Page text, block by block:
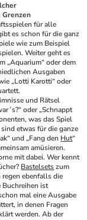
für alle
es schon für die ganz
wie zum Beispiel
Weiter geht es
„Aquarium“ oder dem
Ausgaben
„Lotti Karotti“ oder
und Rätsel
oder „Schnappt
was das Spiel
etwas für die ganze
und „Fang den Hut“
amüsieren.
mit dabei. Wer kennt
Bastelsets
regen ebenfalls die
Buchreihen ist
mal eine Ausgabe
in denen Fragen
werden. Ab der